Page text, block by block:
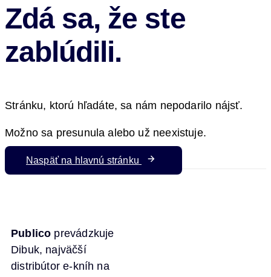
Zdá sa, že ste
zablúdili.
Stránku, ktorú hľadáte, sa nám nepodarilo nájsť.
Možno sa presunula alebo už neexistuje.
Naspäť na hlavnú stránku
Publico prevádzkuje
Dibuk, najväčší
distribútor e-kníh na